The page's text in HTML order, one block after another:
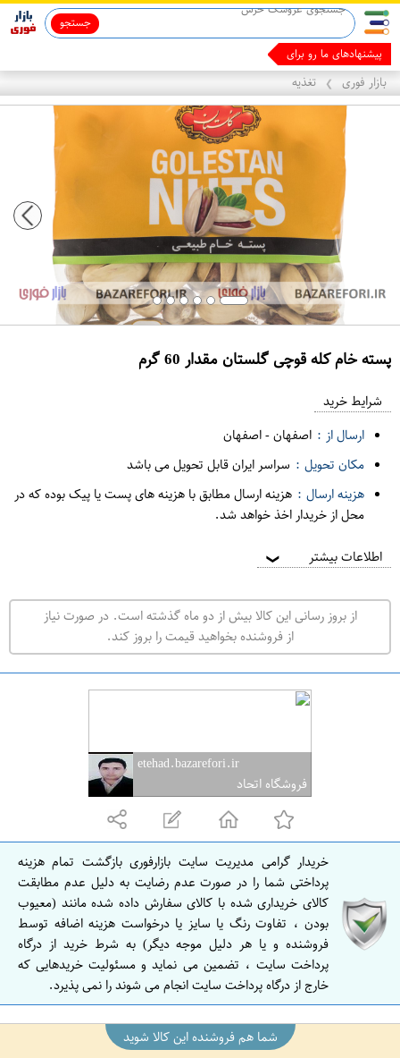
جستجو
پیشنهادهای ما رو برای کسب درآ
بازار فوری ❯ تغذیه
پسته خام کله قوچی گلستان مقدار 60 گرم
ف
ر
ت
ه
ر
ا
ص
ف
ه
ا
ص
ف
ه
ا
ن
شرایط خرید
ارسال از : اصفهان-اصفهان
مکان تحویل : سراسر ایران قابل تحویل می باشد
هزینه ارسال : هزینه ارسال مطابق با هزینه های پست یا پیک بوده که در
محل از خریدار اخذ خواهد شد.
اطلاعات بیشتر ❯
از بروز رسانی این کالا بیش از دو ماه گذشته است. در صورت نیاز
از فروشنده بخواهید قیمت را بروز کند.
etehad.bazarefori.ir
فروشگاه اتحاد
خریدار گرامی مدیریت سایت بازارفوری بازگشت تمام هزینه
پرداختی شما را در صورت عدم رضایت به دلیل عدم مطابقت
کالای خریداری شده با کالای سفارش داده شده مانند (معیوب
بودن ، تفاوت رنگ یا سایز یا درخواست هزینه اضافه توسط
فروشنده و یا هر دلیل موجه دیگر) به شرط خرید از درگاه
پرداخت سایت ، تضمین می نماید و مسئولیت خریدهایی که
خارج از درگاه پرداخت سایت انجام می شوند را نمی پذیرد.
شما هم فروشنده این کالا شوید